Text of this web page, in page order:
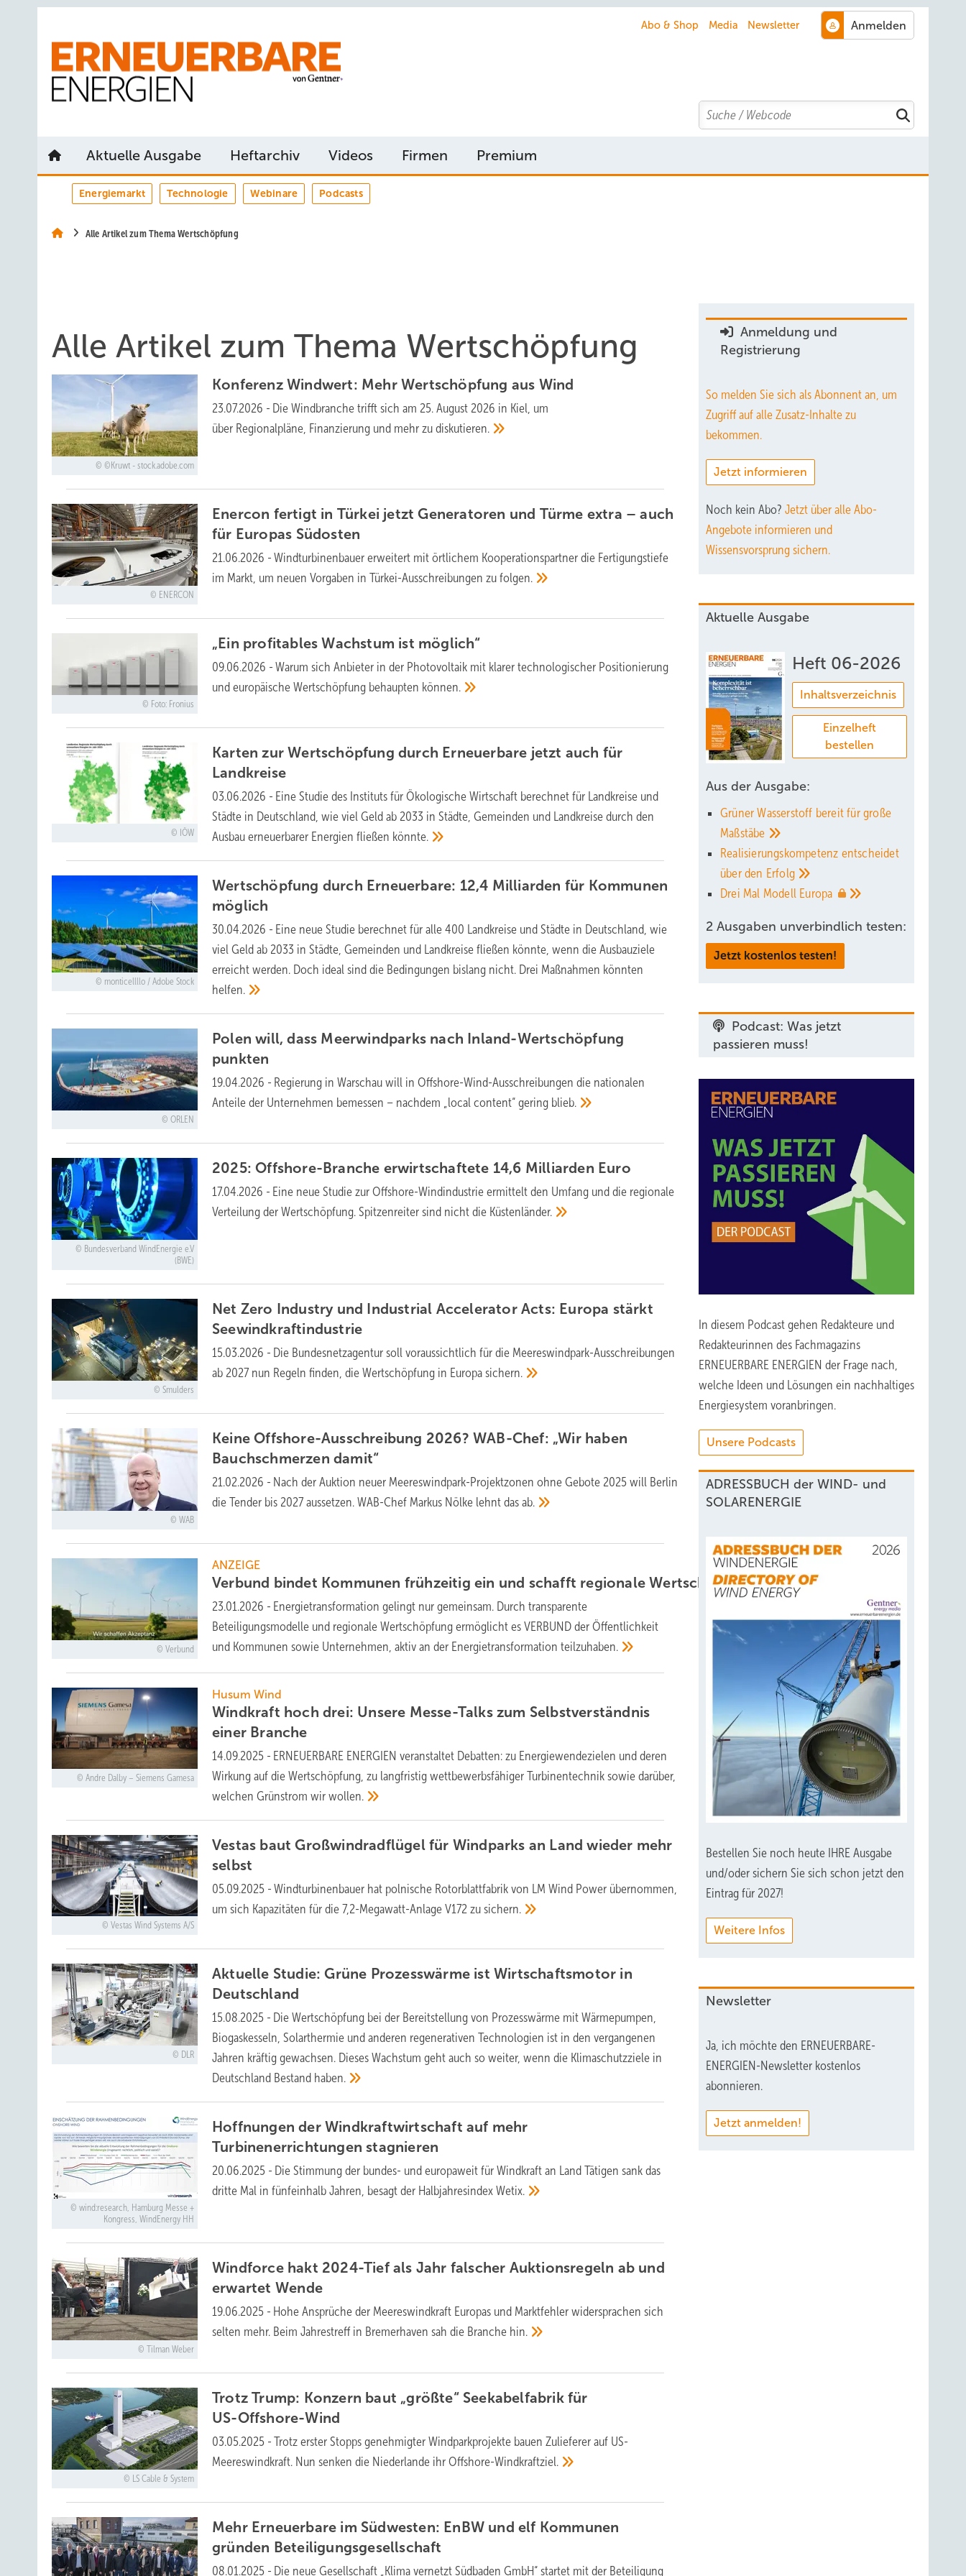
Abo & Shop Media Newsletter
Search
Aktuelle Ausgabe Heftarchiv Videos Firmen Premium
Energiemarkt Technologie Webinare Podcasts
Alle Artikel zum Thema Wertschöpfung
Alle Artikel zum Thema Wertschöpfung
©Kruwt - stock.adobe.com
Konferenz Windwert: Mehr Wertschöpfung aus Wind
23.07.2026 - Die Windbranche trifft sich am 25. August 2026 in Kiel, um
über Regionalpläne, Finanzierung und mehr zudiskutieren.
ENERCON
Enercon fertigt in Türkei jetzt Generatoren und Türme extra – auch
für Europas Südosten
21.06.2026 - Windturbinenbauer erweitert mit örtlichem Kooperationspartner die Fertigungstiefe
im Markt, um neuen Vorgaben in Türkei-Ausschreibungen zufolgen.
Foto: Fronius
„Ein profitables Wachstum ist möglich“
09.06.2026 - Warum sich Anbieter in der Photovoltaik mit klarer technologischer Positionierung
und europäische Wertschöpfung behaupten können.
IÖW
Karten zur Wertschöpfung durch Erneuerbare jetzt auch für
Landkreise
03.06.2026 - Eine Studie des Instituts für Ökologische Wirtschaft berechnet für Landkreise und
Städte in Deutschland, wie viel Geld ab 2033 in Städte, Gemeinden und Landkreise durch den
Ausbau erneuerbarer Energien fließen könnte.
monticellllo / Adobe Stock
Wertschöpfung durch Erneuerbare: 12,4 Milliarden für Kommunen
möglich
30.04.2026 - Eine neue Studie berechnet für alle 400 Landkreise und Städte in Deutschland, wie
viel Geld ab 2033 in Städte, Gemeinden und Landkreise fließen könnte, wenn die Ausbauziele
erreicht werden. Doch ideal sind die Bedingungen bislang nicht. Drei Maßnahmen könnten
helfen.
ORLEN
Polen will, dass Meerwindparks nach Inland-Wertschöpfung
punkten
19.04.2026 - Regierung in Warschau will in Offshore-Wind-Ausschreibungen die nationalen
Anteile der Unternehmen bemessen – nachdem „local content“ gering blieb.
Bundesverband WindEnergie e.V
(BWE)
2025: Offshore-Branche erwirtschaftete 14,6 Milliarden Euro
17.04.2026 - Eine neue Studie zur Offshore-Windindustrie ermittelt den Umfang und die regionale
Verteilung der Wertschöpfung. Spitzenreiter sind nicht die Küstenländer.
Smulders
Net Zero Industry und Industrial Accelerator Acts: Europa stärkt
Seewindkraftindustrie
15.03.2026 - Die Bundesnetzagentur soll voraussichtlich für die Meereswindpark-Ausschreibungen
ab 2027 nun Regeln finden, die Wertschöpfung in Europasichern.
WAB
Keine Offshore-Ausschreibung 2026? WAB-Chef: „Wir haben
Bauchschmerzendamit“
21.02.2026 - Nach der Auktion neuer Meereswindpark-Projektzonen ohne Gebote 2025 will Berlin
die Tender bis 2027 aussetzen. WAB-Chef Markus Nölke lehnt dasab.
Verbund
ANZEIGE
Verbund bindet Kommunen frühzeitig ein und schafft regionale Wertschöpfung
23.01.2026 - Energietransformation gelingt nur gemeinsam. Durch transparente
Beteiligungsmodelle und regionale Wertschöpfung ermöglicht es VERBUND der Öffentlichkeit
und Kommunen sowie Unternehmen, aktiv an der Energietransformationteilzuhaben.
Andre Dalby – Siemens Gamesa
Husum Wind
Windkraft hoch drei: Unsere Messe-Talks zum Selbstverständnis
einer Branche
14.09.2025 - ERNEUERBARE ENERGIEN veranstaltet Debatten: zu Energiewendezielen und deren
Wirkung auf die Wertschöpfung, zu langfristig wettbewerbsfähiger Turbinentechnik sowie darüber,
welchen Grünstrom wirwollen.
Vestas Wind Systems A/S
Vestas baut Großwindradflügel für Windparks an Land wieder mehr
selbst
05.09.2025 - Windturbinenbauer hat polnische Rotorblattfabrik von LM Wind Power übernommen,
um sich Kapazitäten für die 7,2-Megawatt-Anlage V172 zusichern.
DLR
Aktuelle Studie: Grüne Prozesswärme ist Wirtschaftsmotor in
Deutschland
15.08.2025 - Die Wertschöpfung bei der Bereitstellung von Prozesswärme mit Wärmepumpen,
Biogaskesseln, Solarthermie und anderen regenerativen Technologien ist in den vergangenen
Jahren kräftig gewachsen. Dieses Wachstum geht auch so weiter, wenn die Klimaschutzziele in
Deutschland Bestand haben.
wind:research, Hamburg Messe +
Kongress, WindEnergy HH
Hoffnungen der Windkraftwirtschaft auf mehr
Turbinenerrichtungenstagnieren
20.06.2025 - Die Stimmung der bundes- und europaweit für Windkraft an Land Tätigen sank das
dritte Mal in fünfeinhalb Jahren, besagt der HalbjahresindexWetix.
Tilman Weber
Windforce hakt 2024-Tief als Jahr falscher Auktionsregeln ab und
erwartet Wende
19.06.2025 - Hohe Ansprüche der Meereswindkraft Europas und Marktfehler widersprachen sich
selten mehr. Beim Jahrestreff in Bremerhaven sah die Branche hin.
LS Cable & System
Trotz Trump: Konzern baut „größte“ Seekabelfabrik für
US-Offshore-Wind
03.05.2025 - Trotz erster Stopps genehmigter Windparkprojekte bauen Zulieferer auf US-
Meereswindkraft. Nun senken die Niederlande ihrOffshore-Windkraftziel.
Mehr Erneuerbare im Südwesten: EnBW und elf Kommunen
gründen Beteiligungsgesellschaft
08.01.2025 - Die neue Gesellschaft „Klima vernetzt Südbaden GmbH“ startet mit der Beteiligung
Anmeldung und
Registrierung
So melden Sie sich als Abonnent an, um
Zugriff auf alle Zusatz-Inhalte zu
bekommen.
Jetzt informieren
Noch kein Abo? Jetzt über alle Abo-
Angebote informieren und
Wissensvorsprung sichern.
Aktuelle Ausgabe
Heft 06-2026
Inhaltsverzeichnis
Einzelheft
bestellen
Aus der Ausgabe:
Grüner Wasserstoff bereit für große
Maßstäbe
Realisierungskompetenz entscheidet
über den Erfolg
Drei Mal Modell Europa
2 Ausgaben unverbindlich testen:
Jetzt kostenlos testen!
Podcast: Was jetzt
passieren muss!
In diesem Podcast gehen Redakteure und
Redakteurinnen des Fachmagazins
ERNEUERBARE ENERGIEN der Frage nach,
welche Ideen und Lösungen ein nachhaltiges
Energiesystem voranbringen.
Unsere Podcasts
ADRESSBUCH der WIND- und
SOLARENERGIE
Bestellen Sie noch heute IHRE Ausgabe
und/oder sichern Sie sich schon jetzt den
Eintrag für 2027!
Weitere Infos
Newsletter
Ja, ich möchte den ERNEUERBARE-
ENERGIEN-Newsletter kostenlos
abonnieren.
Jetzt anmelden!